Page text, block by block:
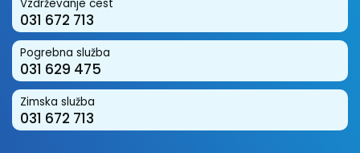
Vzdrževanje cest
031 672 713
Pogrebna služba
031 629 475
Zimska služba
031 672 713